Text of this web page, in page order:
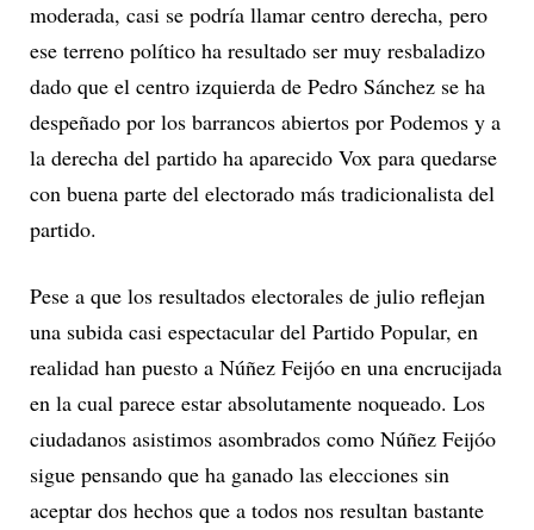
moderada, casi se podría llamar centro derecha, pero
ese terreno político ha resultado ser muy resbaladizo
dado que el centro izquierda de Pedro Sánchez se ha
despeñado por los barrancos abiertos por Podemos y a
la derecha del partido ha aparecido Vox para quedarse
con buena parte del electorado más tradicionalista del
partido.
Pese a que los resultados electorales de julio reflejan
una subida casi espectacular del Partido Popular, en
realidad han puesto a Núñez Feijóo en una encrucijada
en la cual parece estar absolutamente noqueado. Los
ciudadanos asistimos asombrados como Núñez Feijóo
sigue pensando que ha ganado las elecciones sin
aceptar dos hechos que a todos nos resultan bastante